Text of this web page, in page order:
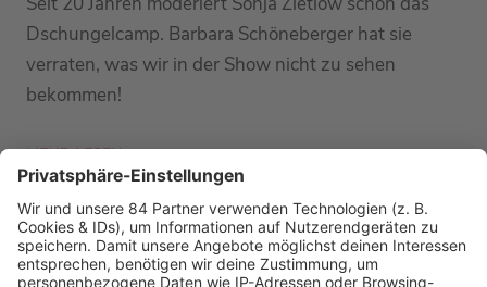
Dschungelcamp. Barbara Schöneberger hat sie
verraten, was wir in der Show nicht zu sehen
bekommen!
MEHR LESEN
PODCAST-GÄSTE: MEHR NEWS